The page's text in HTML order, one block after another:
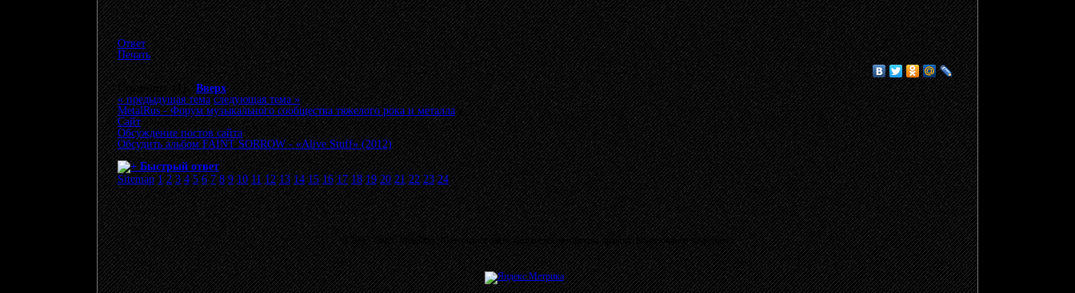
Ответ
Печать
Страницы: [1]Вверх
« предыдущая тема следующая тема »
MetalRus - Форум музыкального сообщества тяжелого рока и металла»
Сайт»
Обсуждение постов сайта»
Обсудить альбом FAINT SORROW - «Alive Stuff» (2012)
Быстрый ответ
Sitemap 1 2 3 4 5 6 7 8 9 10 11 12 13 14 15 16 17 18 19 20 21 22 23 24
© 2003 - 2026 MetalRus. Материалы сайта защищены авторским правом. Копирование запрещено.